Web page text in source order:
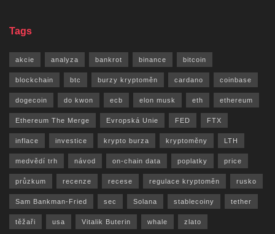
Tags
akcie analyza bankrot binance bitcoin
blockchain btc burzy kryptoměn cardano coinbase
dogecoin do kwon ecb elon musk eth ethereum
Ethereum The Merge Evropská Unie FED FTX
inflace investice krypto burza kryptoměny LTH
medvědí trh návod on-chain data poplatky price
průzkum recenze recese regulace kryptoměn rusko
Sam Bankman-Fried sec Solana stablecoiny tether
těžaři usa Vitalik Buterin whale zlato